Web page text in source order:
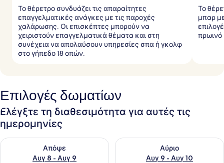
Το θέρετρο συνδυάζει τις απαραίτητες
επαγγελματικές ανάγκες με τις παροχές
χαλάρωσης. Οι επισκέπτες μπορούν να
χειριστούν επαγγελματικά θέματα και στη
συνέχεια να απολαύσουν υπηρεσίες σπα ή γκολφ
στο γήπεδο 18 οπών.
Το
μπαρ
πρωινό
Επιλογές δωματίων
Ελέγξτε τη διαθεσιμότητα για αυτές τις
ημερομηνίες
Απόψε
Αυγ 8 - Αυγ 9
Έλεγχος διαθεσιμότητας για απόψε Αυγ 8 - Αυγ 9
Αύριο
Αυγ 9 - Αυγ 10
Έλεγχος διαθεσιμότητας